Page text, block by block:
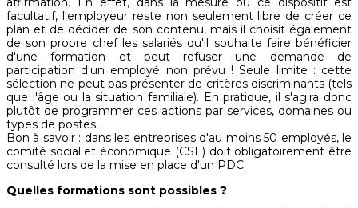
facultatif, l'employeur reste non seulement libre de créer ce
plan et de décider de son contenu, mais il choisit également
de son propre chef les salariés qu'il souhaite faire bénéficier
d'une formation et peut refuser une demande de
participation d'un employé non prévu ! Seule limite : cette
sélection ne peut pas présenter de critères discriminants (tels
que l'âge ou la situation familiale). En pratique, il s'agira donc
plutôt de programmer ces actions par services, domaines ou
types de postes.
Bon à savoir : dans les entreprises d'au moins 50 employés, le
comité social et économique (CSE) doit obligatoirement être
consulté lors de la mise en place d'un PDC.
Quelles formations sont possibles ?